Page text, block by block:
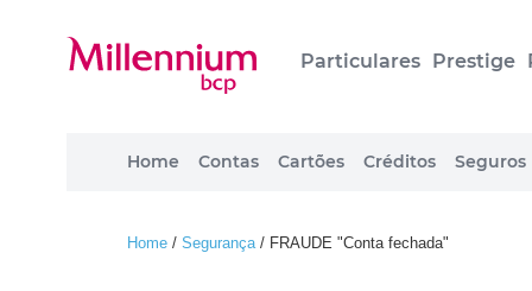
Particulares Prestige
Home Contas Cartões Créditos Seguros
Home / Segurança/ FRAUDE "Conta fechada"